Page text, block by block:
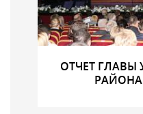
ОТЧЕТ ГЛАВЫ
РАЙОНА